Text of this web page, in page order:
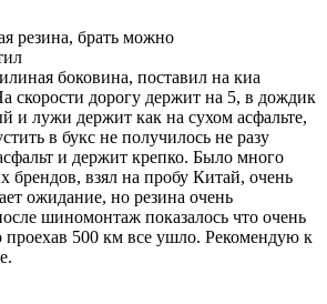
резина, брать можно
боковина, поставил на киа
скорости дорогу держит на 5, в дождик
и лужи держит как на сухом асфальте,
в букс не получилось не разу
и держит крепко. Было много
брендов, взял на пробу Китай, очень
ожидание, но резина очень
шиномонтаж показалось что очень
проехав 500 км все ушло. Рекомендую к